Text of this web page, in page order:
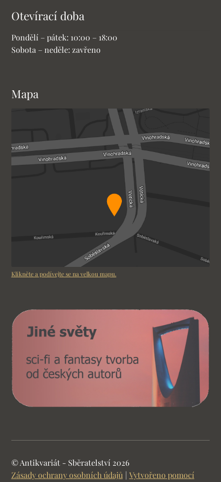
Otevírací doba
Pondělí – pátek: 10:00 – 18:00
Sobota – neděle: zavřeno
Mapa
Klikněte a podívejte se na velkou mapu.
© Antikvariát - Sběratelství 2026
Zásady ochrany osobních údajů
Vytvořeno pomocí